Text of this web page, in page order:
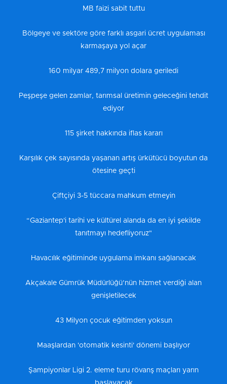
MB faizi sabit tuttu
Bölgeye ve sektöre göre farklı asgari ücret uygulaması
karmaşaya yol açar
160 milyar 489,7 milyon dolara geriledi
Peşpeşe gelen zamlar, tarımsal üretimin geleceğini tehdit
ediyor
115 şirket hakkında iflas kararı
Karşılık çek sayısında yaşanan artış ürkütücü boyutun da
ötesine geçti
Çiftçiyi 3-5 tüccara mahkum etmeyin
“Gaziantep'i tarihi ve kültürel alanda da en iyi şekilde
tanıtmayı hedefliyoruz"
Havacılık eğitiminde uygulama imkanı sağlanacak
Akçakale Gümrük Müdürlüğü’nün hizmet verdiği alan
genişletilecek
43 Milyon çocuk eğitimden yoksun
Maaşlardan 'otomatik kesinti' dönemi başlıyor
Şampiyonlar Ligi 2. eleme turu rövanş maçları yarın